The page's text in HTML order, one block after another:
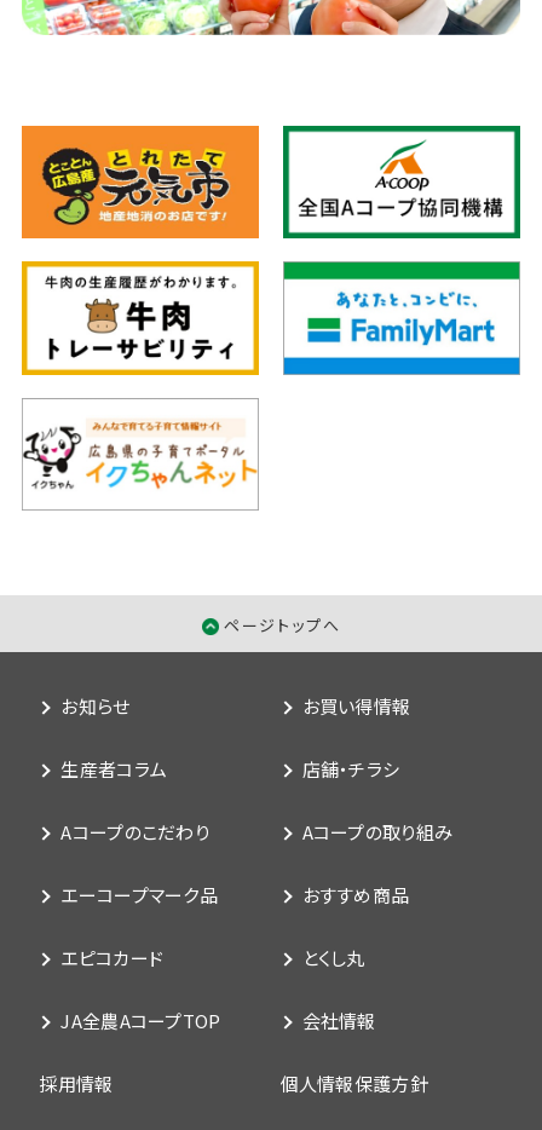
ページトップへ
お知らせ お買い得情報
生産者コラム 店舗・チラシ
Aコープのこだわり Aコープの取り組み
エーコープマーク品 おすすめ商品
エピコカード とくし丸
JA全農AコープTOP 会社情報
採用情報 個人情報保護方針